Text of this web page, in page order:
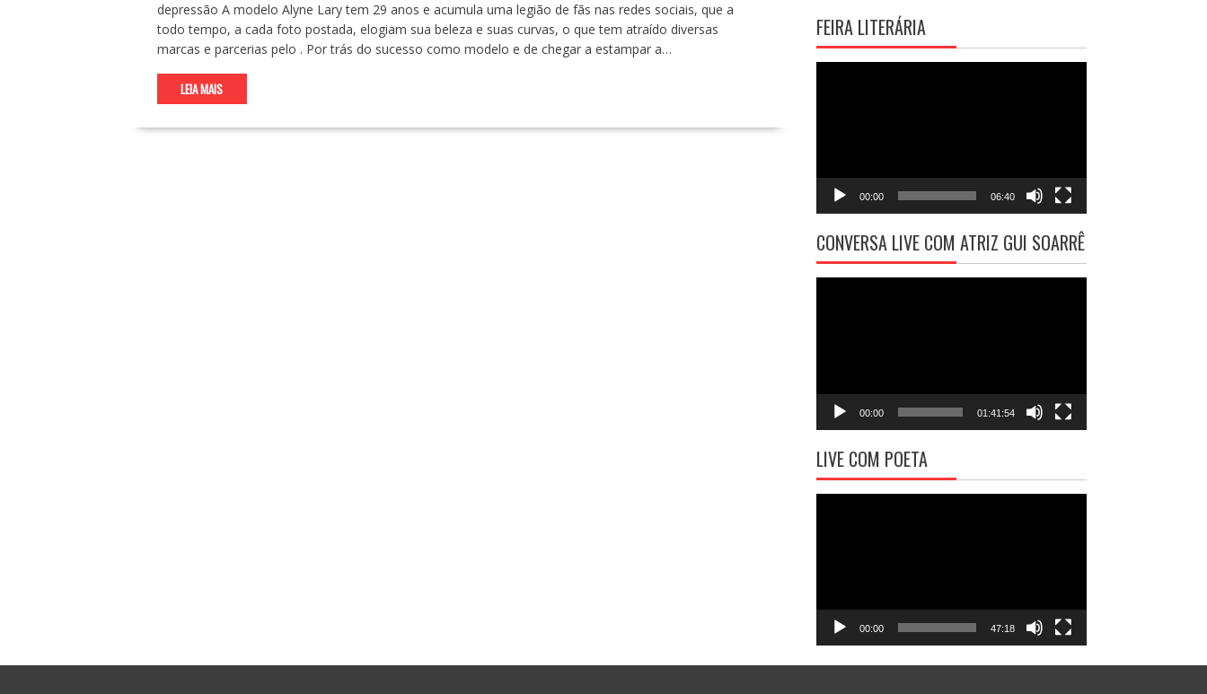
depressão A modelo Alyne Lary tem 29 anos e acumula uma legião de fãs nas redes sociais, que a
todo tempo, a cada foto postada, elogiam sua beleza e suas curvas, o que tem atraído diversas
marcas e parcerias pelo . Por trás do sucesso como modelo e de chegar a estampar a…
LEIA MAIS
FEIRA LITERÁRIA
00:00 06:40
CONVERSA LIVE COM ATRIZ GUI SOARRÊ
00:00 01:41:54
LIVE COM POETA
00:00 47:18